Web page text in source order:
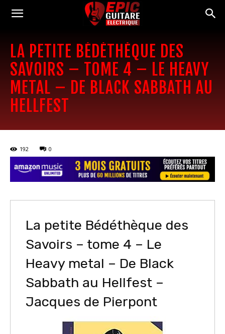
LA PETITE BÉDÉTHÈQUE DES
SAVOIRS – TOME 4 – LE HEAVY
METAL – DE BLACK SABBATH AU
HELLFEST
192 0
La petite Bédéthèque des
Savoirs – tome 4 – Le
Heavy metal – De Black
Sabbath au Hellfest –
Jacques de Pierpont